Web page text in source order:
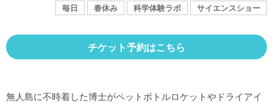
毎日 春休み 科学体験ラボ サイエンスショー
チケット予約はこちら
無人島に不時着した博士がペットボトルロケットやドライアイ